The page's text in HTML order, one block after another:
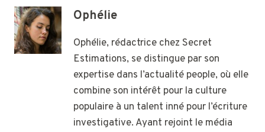
Ophélie
Ophélie, rédactrice chez Secret
Estimations, se distingue par son
expertise dans l’actualité people, où elle
combine son intérêt pour la culture
populaire à un talent inné pour l’écriture
investigative. Ayant rejoint le média